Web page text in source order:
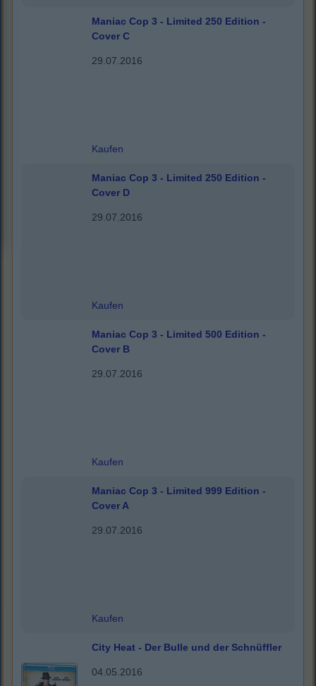
Maniac Cop 3 - Limited 250 Edition -
Cover C
29.07.2016
Kaufen
Maniac Cop 3 - Limited 250 Edition -
Cover D
29.07.2016
Kaufen
Maniac Cop 3 - Limited 500 Edition -
Cover B
29.07.2016
Kaufen
Maniac Cop 3 - Limited 999 Edition -
Cover A
29.07.2016
Kaufen
City Heat - Der Bulle und der Schnüffler
04.05.2016